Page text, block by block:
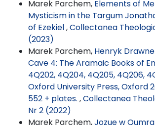
Marek Parchem, Elements of
Mysticism in the Targum
of Ezekiel,Collectanea
(2023)
Marek Parchem, Henryk
Cave 4: The Aramaic Books of
4Q202, 4Q204, 4Q205, 4Q206,
Oxford University Press, Oxford
552 + plates. ,Collectanea
Nr 2 (2022)
Marek Parchem,Jozue w